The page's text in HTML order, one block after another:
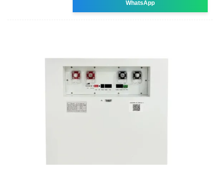
WhatsApp